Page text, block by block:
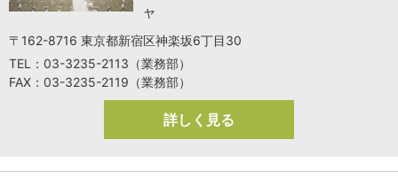
ャ
〒162-8716 東京都新宿区神楽坂6丁目30
TEL：03-3235-2113（業務部）
FAX：03-3235-2119（業務部）
詳しく見る